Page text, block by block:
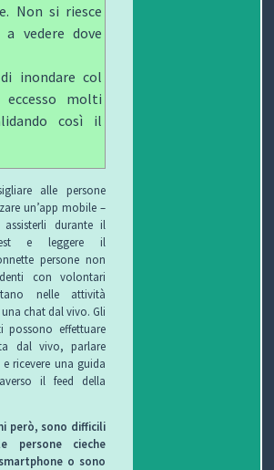
Non si riesce
a vedere dove
inondare col
molti
così il
alle persone
un’app mobile –
assisterli durante il
e leggere il
persone non
con volontari
nelle attività
chat dal vivo. Gli
possono effettuare
dal vivo, parlare
ricevere una guida
il feed della
però, sono difficili
cieche
o sono